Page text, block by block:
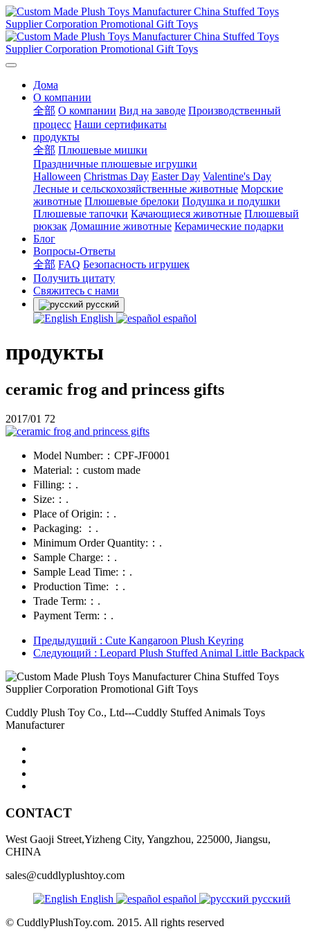
Дома
О компании
全部 О компании Вид на заводе Производственный
процесс Наши сертификаты
продукты
全部 Плюшевые мишки
Праздничные плюшевые игрушки
Halloween Christmas Day Easter Day Valentine's Day
Лесные и сельскохозяйственные животные Морские
животные Плюшевые брелоки Подушка и подушки
Плюшевые тапочки Качающиеся животные Плюшевый
рюкзак Домашние животные Керамические подарки
Блог
Вопросы-Ответы
全部 FAQ Безопасность игрушек
Получить цитату
Свяжитесь с нами
русский
English español
продукты
ceramic frog and princess gifts
2017/01 72
Model Number:： CPF-JF0001
Material:： custom made
Filling:： .
Size:： .
Place of Origin:： .
Packaging: ： .
Minimum Order Quantity:： .
Sample Charge:： .
Sample Lead Time:： .
Production Time: ： .
Trade Term:： .
Payment Term:： .
Предыдущий : Cute Kangaroon Plush Keyring
Следующий : Leopard Plush Stuffed Animal Little Backpack
Cuddly Plush Toy Co., Ltd---Cuddly Stuffed Animals Toys
Manufacturer
CONTACT
West Gaoji Street,Yizheng City, Yangzhou, 225000, Jiangsu,
CHINA
sales@cuddlyplushtoy.com
English
español
русский
© CuddlyPlushToy.com. 2015. All rights reserved